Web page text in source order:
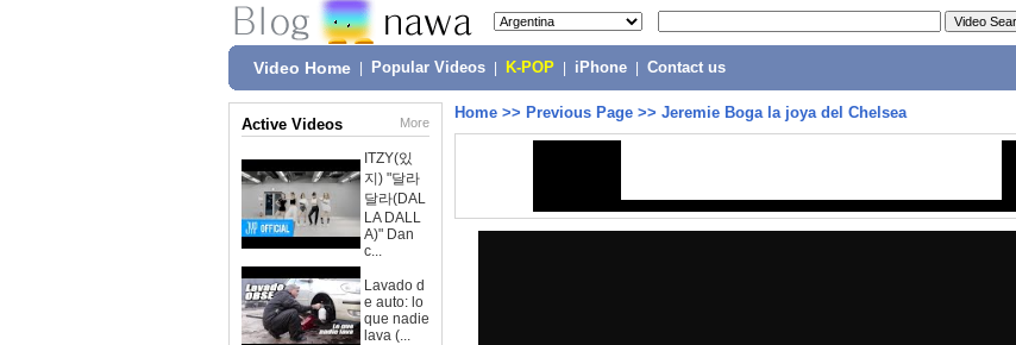
Video Home Popular Videos K-POP iPhone Contact us
Active Videos More
ITZY(있
지) "달라
달라(DAL
LA DALL
A)" Dan
c...
Lavado d
e auto: lo
que nadie
lava (...
Home >> Previous Page >> Jeremie Boga la joya del Chelsea